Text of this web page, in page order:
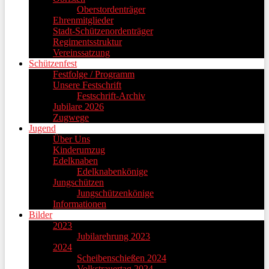
Oberstordenträger
Ehrenmitglieder
Stadt-Schützenordenträger
Regimentsstruktur
Vereinssatzung
Schützenfest
Festfolge / Programm
Unsere Festschrift
Festschrift-Archiv
Jubilare 2026
Zugwege
Jugend
Über Uns
Kinderumzug
Edelknaben
Edelknabenkönige
Jungschützen
Jungschützenkönige
Informationen
Bilder
2023
Jubilarehrung 2023
2024
Scheibenschießen 2024